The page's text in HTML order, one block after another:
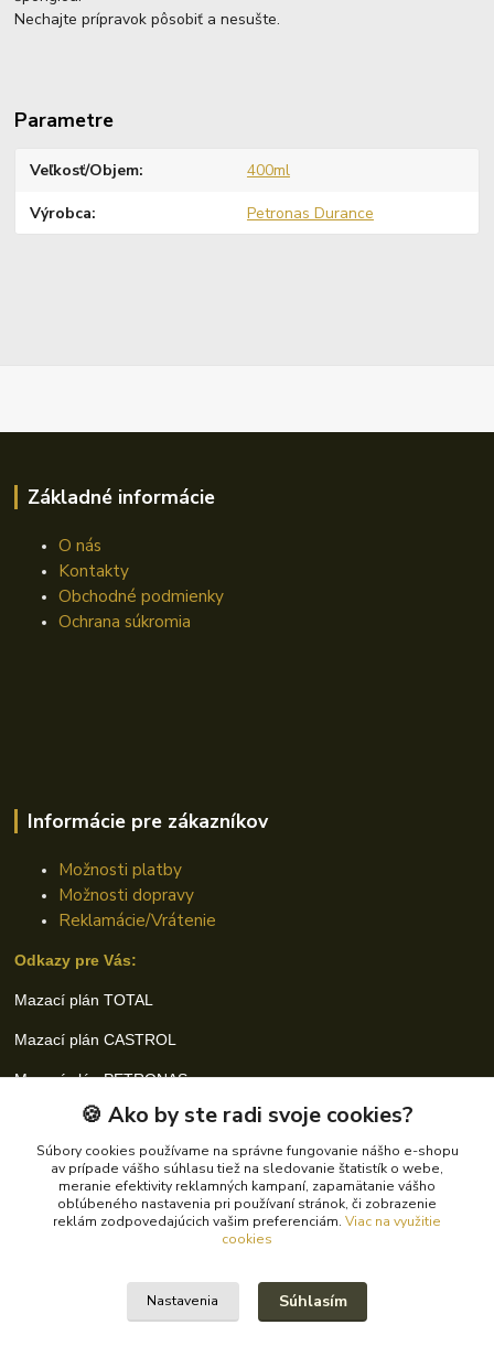
Nechajte prípravok pôsobiť a nesušte.
Parametre
Veľkosť/Objem 400ml
Výrobca Petronas Durance
Základné informácie
O nás
Kontakty
Obchodné podmienky
Ochrana súkromia
Informácie pre zákazníkov
Možnosti platby
Možnosti dopravy
Reklamácie/Vrátenie
Odkazy pre Vás:
Mazací plán TOTAL
Mazací plán CASTROL
Mazací plán PETRONAS
Kde nás nájdete
Prievidzská 150
🍪 Ako by ste radi svoje cookies?
Súbory cookies používame na správne fungovanie nášho e-shopu
av prípade vášho súhlasu tiež na sledovanie štatistík o webe,
meranie efektivity reklamných kampaní, zapamätanie vášho
obľúbeného nastavenia pri používaní stránok, či zobrazenie
reklám zodpovedajúcich vašim preferenciám. Viac na využitie
cookies
Nastavenia Súhlasím